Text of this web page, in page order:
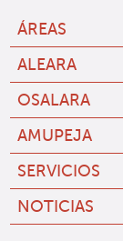
ÁREAS
ALEARA
OSALARA
AMUPEJA
SERVICIOS
NOTICIAS